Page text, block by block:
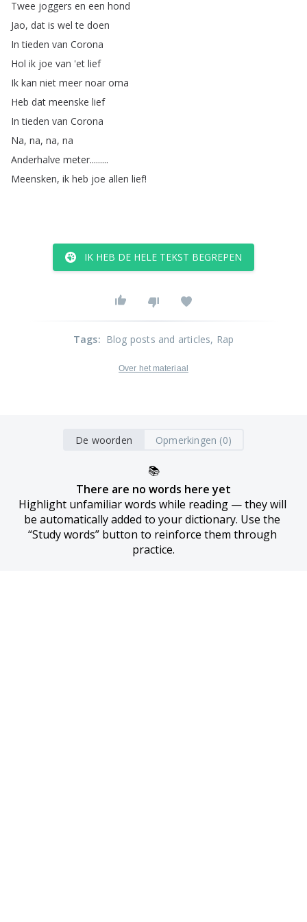
Twee joggers en een hond
Jao, dat is wel te doen
In tieden van Corona
Hol ik joe van 'et lief
Ik kan niet meer noar oma
Heb dat meenske lief
In tieden van Corona
Na, na, na, na
Anderhalve meter.........
Meensken, ik heb joe allen lief!
IK HEB DE HELE TEKST BEGREPEN
Tags: Blog posts and articles, Rap
Over het materiaal
De woorden Opmerkingen (0)
📚
There are no words here yet
Highlight unfamiliar words while reading — they will
be automatically added to your dictionary. Use the
“Study words” button to reinforce them through
practice.